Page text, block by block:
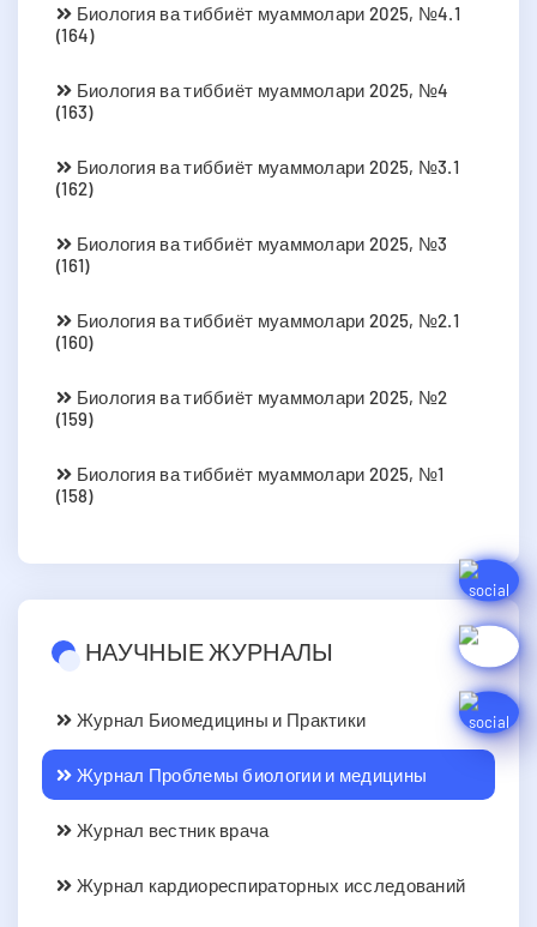
Биология ва тиббиёт муаммолари 2025, №4.1
(164)
Биология ва тиббиёт муаммолари 2025, №4
(163)
Биология ва тиббиёт муаммолари 2025, №3.1
(162)
Биология ва тиббиёт муаммолари 2025, №3
(161)
Биология ва тиббиёт муаммолари 2025, №2.1
(160)
Биология ва тиббиёт муаммолари 2025, №2
(159)
Биология ва тиббиёт муаммолари 2025, №1
(158)
НАУЧНЫЕ ЖУРНАЛЫ
Журнал Биомедицины и Практики
Журнал Проблемы биологии и медицины
Журнал вестник врача
Журнал кардиореспираторных исследований